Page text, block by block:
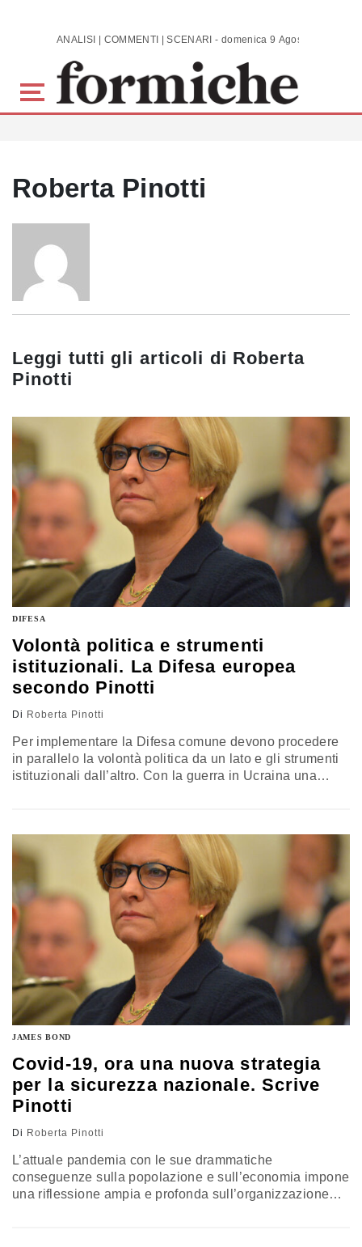
Skip to main content ANALISI | COMMENTI | SCENARI - domenica 9 Agosto 2026
Roberta Pinotti
Leggi tutti gli articoli di Roberta
Pinotti
DIFESA
Volontà politica e strumenti
istituzionali. La Difesa europea
secondo Pinotti
Di Roberta Pinotti
Per implementare la Difesa comune devono procedere
in parallelo la volontà politica da un lato e gli strumenti
istituzionali dall’altro. Con la guerra in Ucraina una
Pinotti, presidente della commissione Difesa del Senato
riportato all’evento “Strategic Compass: le sfide per
l’Italia” organizzato dall’Istituto affari internazionali (Iai)
JAMES BOND
Covid-19, ora una nuova strategia
per la sicurezza nazionale. Scrive
Pinotti
Di Roberta Pinotti
L’attuale pandemia con le sue drammatiche
conseguenze sulla popolazione e sull’economia impone
una riflessione ampia e profonda sull’organizzazione